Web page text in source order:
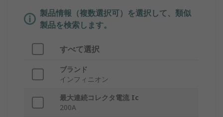
製品情報（複数選択可）を選択して、類似
製品を検索します。
すべて選択
ブランド
インフィニオン
最大連続コレクタ電流 Ic
200A